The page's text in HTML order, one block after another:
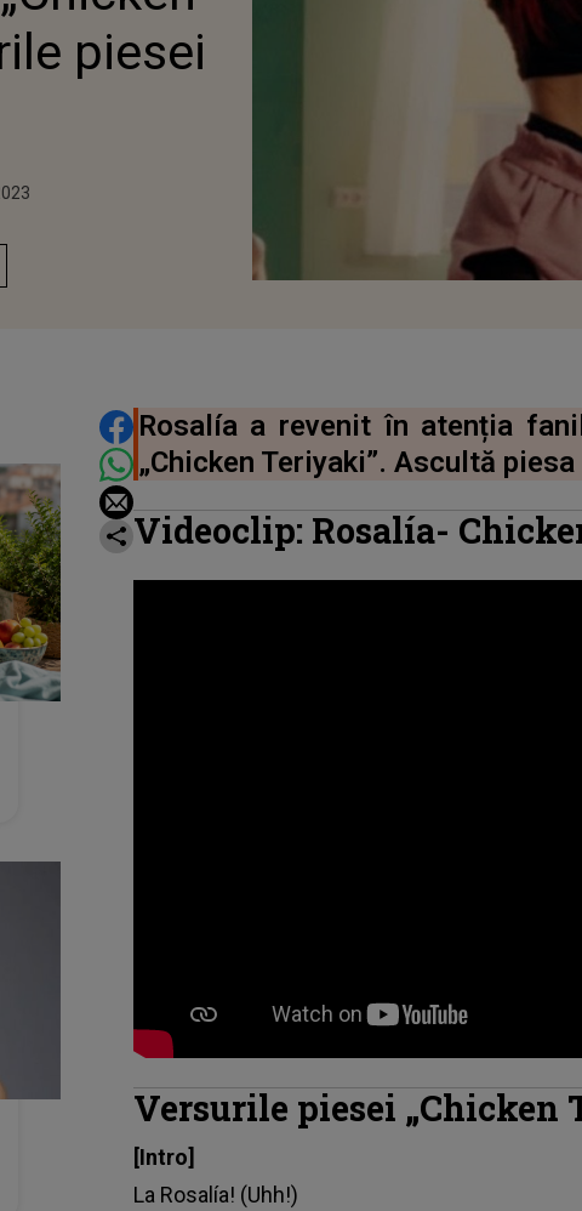
piesei
DISTRIBUIE ARTICOLUL
Rosalía a revenit în atenția
„Chicken Teriyaki”. Ascultă
Videoclip: Rosalía-
Versurile piesei „Chicken
[Intro]
La Rosalía! (Uhh!)